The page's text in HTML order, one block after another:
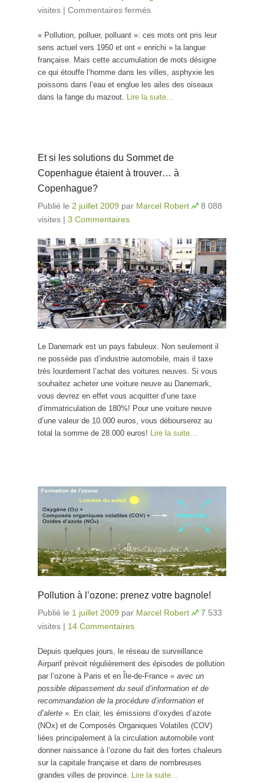
visites | Commentaires fermés
« Pollution, polluer, polluant »: ces mots ont pris leur
sens actuel vers 1950 et ont « enrichi » la langue
française. Mais cette accumulation de mots désigne
ce qui étouffe l’homme dans les villes, asphyxie les
poissons dans l’eau et englue les ailes des oiseaux
dans la fange du mazout. Lire la suite…
Et si les solutions du Sommet de
Copenhague étaient à trouver… à
Copenhague?
Publié le 2 juillet 2009 par Marcel Robert
8 088
visites | 3 Commentaires
Le Danemark est un pays fabuleux. Non seulement il
ne possède pas d’industrie automobile, mais il taxe
très lourdement l’achat des voitures neuves. Si vous
souhaitez acheter une voiture neuve au Danemark,
vous devrez en effet vous acquitter d’une taxe
d’immatriculation de 180%! Pour une voiture neuve
d’une valeur de 10.000 euros, vous débourserez au
total la somme de 28.000 euros! Lire la suite…
Pollution à l’ozone: prenez votre bagnole!
Publié le 1 juillet 2009 par Marcel Robert
7 533
visites | 14 Commentaires
Depuis quelques jours, le réseau de surveillance
Airparif prévoit régulièrement des épisodes de pollution
par l’ozone à Paris et en Île-de-France « avec un
possible dépassement du seuil d’information et de
recommandation de la procédure d’information et
d’alerte ». En clair, les émissions d’oxydes d’azote
(NOx) et de Composés Organiques Volatiles (COV)
liées principalement à la circulation automobile vont
donner naissance à l’ozone du fait des fortes chaleurs
sur la capitale française et dans de nombreuses
grandes villes de province. Lire la suite…